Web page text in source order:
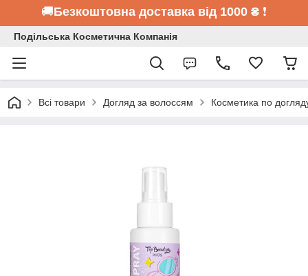
🚚Безкоштовна доставка від 1000 ₴ ❗
Подільська Косметична Компанія
Всі товари Догляд за волоссям Косметика по